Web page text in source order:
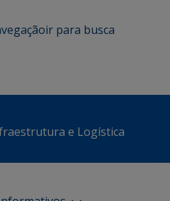
ir para busca
e Logística